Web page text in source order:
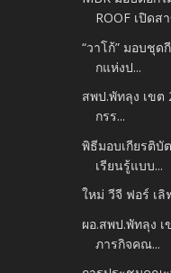
ROOF เปิดส
“วาโก้” มอบชุ
กแห่งป...
สพป.พัทลุง เขต
กรร...
พิธีมอบเกียรติบั
เรียนรู้แบบ...
ใหม่ วีจี ฟอร์ เลิ
ผอ.สพป.พัทลุง
ภารกิจคณ...